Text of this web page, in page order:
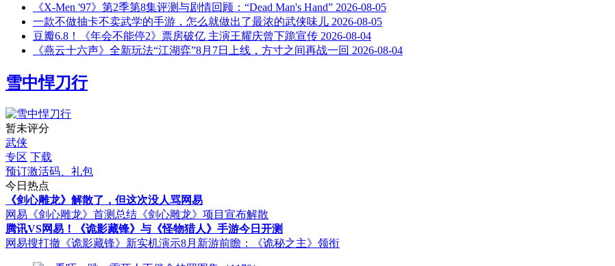
《X-Men '97》第2季第8集评测与剧情回顾：“Dead Man's Hand” 2026-08-05
一款不做抽卡不卖武学的手游，怎么就做出了最浓的武侠味儿 2026-08-05
豆瓣6.8！《年会不能停2》票房破亿 主演王耀庆曾下跪宣传 2026-08-04
《燕云十六声》全新玩法“江湖弈”8月7日上线，方寸之间再战一回 2026-08-04
雪中悍刀行
暂未评分
武侠
专区 下载
预订激活码、礼包
今日热点
《剑心雕龙》解散了，但这次没人骂网易
网易《剑心雕龙》首测总结 《剑心雕龙》项目宣布解散
腾讯VS网易！《诡影藏锋》与《怪物猎人》手游今日开测
网易搜打撤《诡影藏锋》新实机演示8月新游前瞻：《诡秘之主》领衔